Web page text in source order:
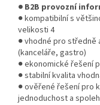
● B2B provozní
● kompatibilní s
velikosti 4
● vhodné pro
(kanceláře, gastro)
● ekonomické řešení
● stabilní kvalita
● ověřené řešení pro
jednoduchost a